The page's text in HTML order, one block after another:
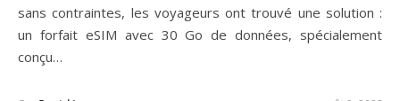
sans contraintes, les voyageurs ont trouvé une solution :
un forfait eSIM avec 30 Go de données, spécialement
conçu…